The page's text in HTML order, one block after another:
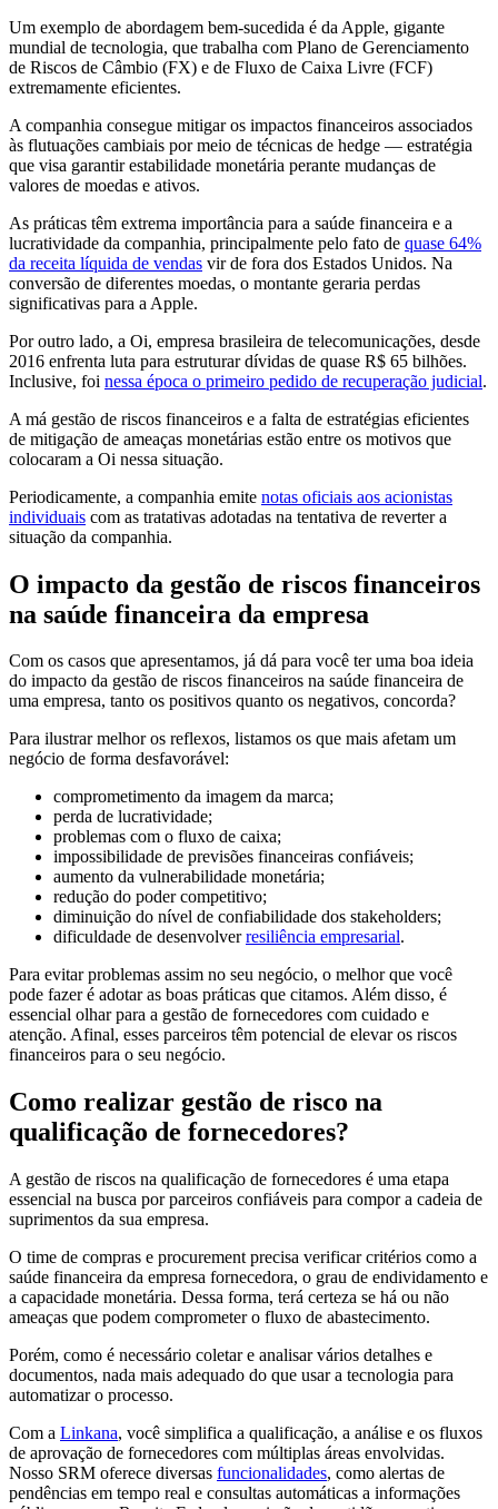
Um exemplo de abordagem bem-sucedida é da Apple, gigante
mundial de tecnologia, que trabalha com Plano de Gerenciamento
de Riscos de Câmbio (FX) e de Fluxo de Caixa Livre (FCF)
extremamente eficientes.
A companhia consegue mitigar os impactos financeiros associados
às flutuações cambiais por meio de técnicas de hedge — estratégia
que visa garantir estabilidade monetária perante mudanças de
valores de moedas e ativos.
As práticas têm extrema importância para a saúde financeira e a
lucratividade da companhia, principalmente pelo fato de quase 64%
da receita líquida de vendas vir de fora dos Estados Unidos. Na
conversão de diferentes moedas, o montante geraria perdas
significativas para a Apple.
Por outro lado, a Oi, empresa brasileira de telecomunicações, desde
2016 enfrenta luta para estruturar dívidas de quase R$ 65 bilhões.
Inclusive, foi nessa época o primeiro pedido de recuperação judicial.
A má gestão de riscos financeiros e a falta de estratégias eficientes
de mitigação de ameaças monetárias estão entre os motivos que
colocaram a Oi nessa situação.
Periodicamente, a companhia emite notas oficiais aos acionistas
individuais com as tratativas adotadas na tentativa de reverter a
situação da companhia.
O impacto da gestão de riscos financeiros
na saúde financeira da empresa
Com os casos que apresentamos, já dá para você ter uma boa ideia
do impacto da gestão de riscos financeiros na saúde financeira de
uma empresa, tanto os positivos quanto os negativos, concorda?
Para ilustrar melhor os reflexos, listamos os que mais afetam um
negócio de forma desfavorável:
comprometimento da imagem da marca;
perda de lucratividade;
problemas com o fluxo de caixa;
impossibilidade de previsões financeiras confiáveis;
aumento da vulnerabilidade monetária;
redução do poder competitivo;
diminuição do nível de confiabilidade dos stakeholders;
dificuldade de desenvolverresiliência empresarial.
Para evitar problemas assim no seu negócio, o melhor que você
pode fazer é adotar as boas práticas que citamos. Além disso, é
essencial olhar para a gestão de fornecedores com cuidado e
atenção. Afinal, esses parceiros têm potencial de elevar os riscos
financeiros para o seu negócio.
Como realizar gestão de risco na
qualificação de fornecedores?
A gestão de riscos na qualificação de fornecedores é uma etapa
essencial na busca por parceiros confiáveis para compor a cadeia de
suprimentos da sua empresa.
O time de compras e procurement precisa verificar critérios como a
saúde financeira da empresa fornecedora, o grau de endividamento e
a capacidade monetária. Dessa forma, terá certeza se há ou não
ameaças que podem comprometer o fluxo de abastecimento.
Porém, como é necessário coletar e analisar vários detalhes e
documentos, nada mais adequado do que usar a tecnologia para
automatizar o processo.
Com a Linkana, ​​você simplifica a qualificação, a análise e os fluxos
de aprovação de fornecedores com múltiplas áreas envolvidas.
Nosso SRM oferece diversas funcionalidades, como alertas de
pendências em tempo real e consultas automáticas a informações